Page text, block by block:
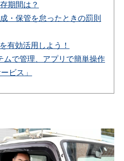
期間は？
・保管を怠ったときの罰則
有効活用しよう！
ムで管理、アプリで簡単操作
ビス」